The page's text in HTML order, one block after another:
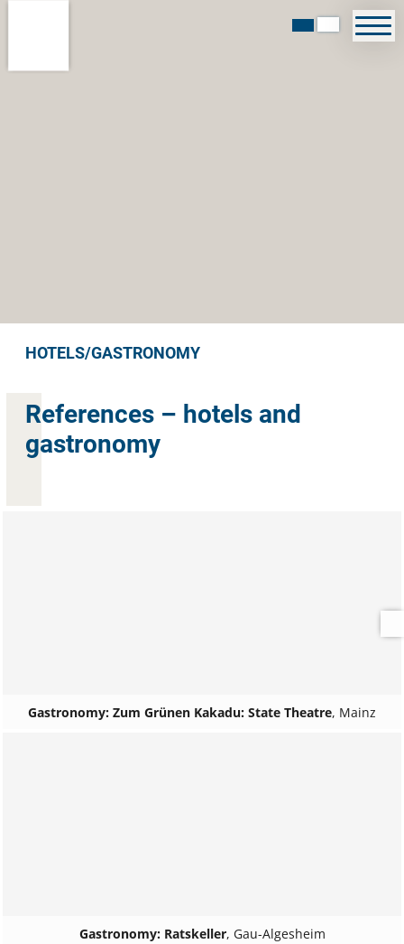
HOTELS/GASTRONOMY
References – hotels and
gastronomy
Gastronomy: Zum Grünen Kakadu: State Theatre, Mainz
Gastronomy: Ratskeller, Gau-Algesheim